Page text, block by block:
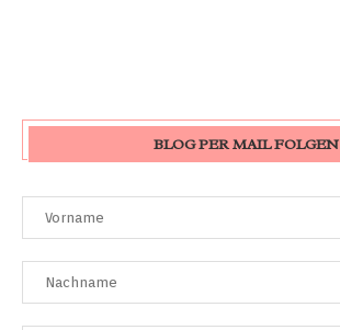
BLOG PER MAIL FOLGEN